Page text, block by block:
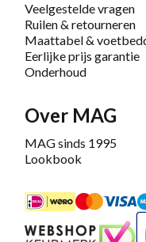
Veelgestelde vragen
Ruilen & retourneren
Maattabel &
Eerlijke prijs garantie
Onderhoud
Over MAG
MAG sinds 1995
Lookbook
iDEAL